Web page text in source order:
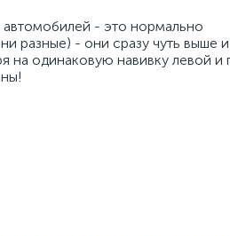
автомобилей - это нормально
разные) - они сразу чуть выше
на одинаковую навивку левой